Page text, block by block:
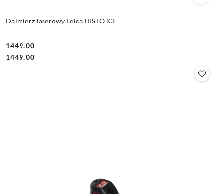
Dalmierz laserowy Leica DISTO X3
Cena:
1449.00
Cena:
1449.00